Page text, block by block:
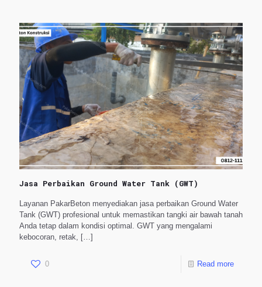
Jasa Perbaikan Ground Water Tank (GWT)
Layanan PakarBeton menyediakan jasa perbaikan Ground Water
Tank (GWT) profesional untuk memastikan tangki air bawah tanah
Anda tetap dalam kondisi optimal. GWT yang mengalami
kebocoran, retak,
[…]
0 Read more